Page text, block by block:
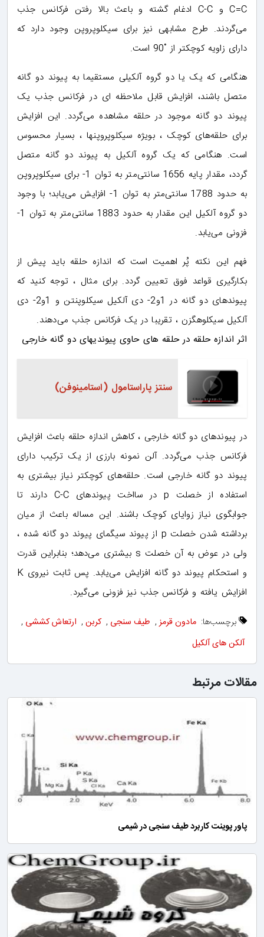
C=C و C-C ادغام گشته و باعث بالا رفتن فرکانس جذب
می‌گردند. طرح مشابهی نیز برای سیکلوپروپن وجود دارد که
دارای زاویه کوچکتر از ˚90 است.
هنگامی که یک یا دو گروه آلکیلی مستقیما به پیوند دو گانه
متصل باشند، افزایش قابل ملاحظه ای در فرکانس جذب یک
پیوند دو گانه موجود در حلقه مشاهده می‌گردد. این افزایش
برای حلقه‌های کوچک ، بویژه سیکلوپروپنها ، بسیار محسوس
است. هنگامی که یک گروه آلکیل به پیوند دو گانه متصل
گردد، مقدار پایه 1656 سانتی‌متر به توان 1- برای سیکلوپروپن
به حدود 1788 سانتی‌متر به توان 1- افزایش می‌یابد؛ با وجود
دو گروه آلکیل این مقدار به حدود 1883 سانتی‌متر به توان 1-
فزونی می‌یابد.
فهم این نکته پُر اهمیت است که اندازه حلقه باید پیش از
بکارگیری قواعد فوق تعیین گردد. برای مثال ، توجه کنید که
پیوندهای دو گانه در 1و2- دی آلکیل سیکلوپنتن و 1و2- دی
آلکیل سیکلوهگزن ، تقریبا در یک فرکانس جذب می‌دهند.
اثر اندازه حلقه در حلقه های حاوی پیوندیهای دو گانه خارجی
سنتز پاراستامول (استامینوفن)
در پیوندهای دو گانه خارجی ، کاهش اندازه حلقه باعث افزایش
فرکانس جذب می‌گردد. آلن نمونه بارزی از یک ترکیب دارای
پیوند دو گانه خارجی است. حلقه‌های کوچکتر نیاز بیشتری به
استفاده از خصلت p در سااخت پیوندهای C-C دارند تا
جوابگوی نیاز زوایای کوچک باشند. این مساله باعث از میان
برداشته شدن خصلت p از پیوند سیگمای پیوند دو گانه شده ،
ولی در عوض به آن خصلت s بیشتری می‌دهد؛ بنابراین قدرت
و استحکام پیوند دو گانه افزایش می‌یابد. پس ثابت نیروی K
افزایش یافته و فرکانس جذب نیز فزونی می‌گیرد.
برچسب‌ها: مادون قرمز , طیف سنجی , کربن , ارتعاش کششی ,
آلکن های آلکیل
مقالات مرتبط
پاور پوینت کاربرد طیف سنجی در شیمی